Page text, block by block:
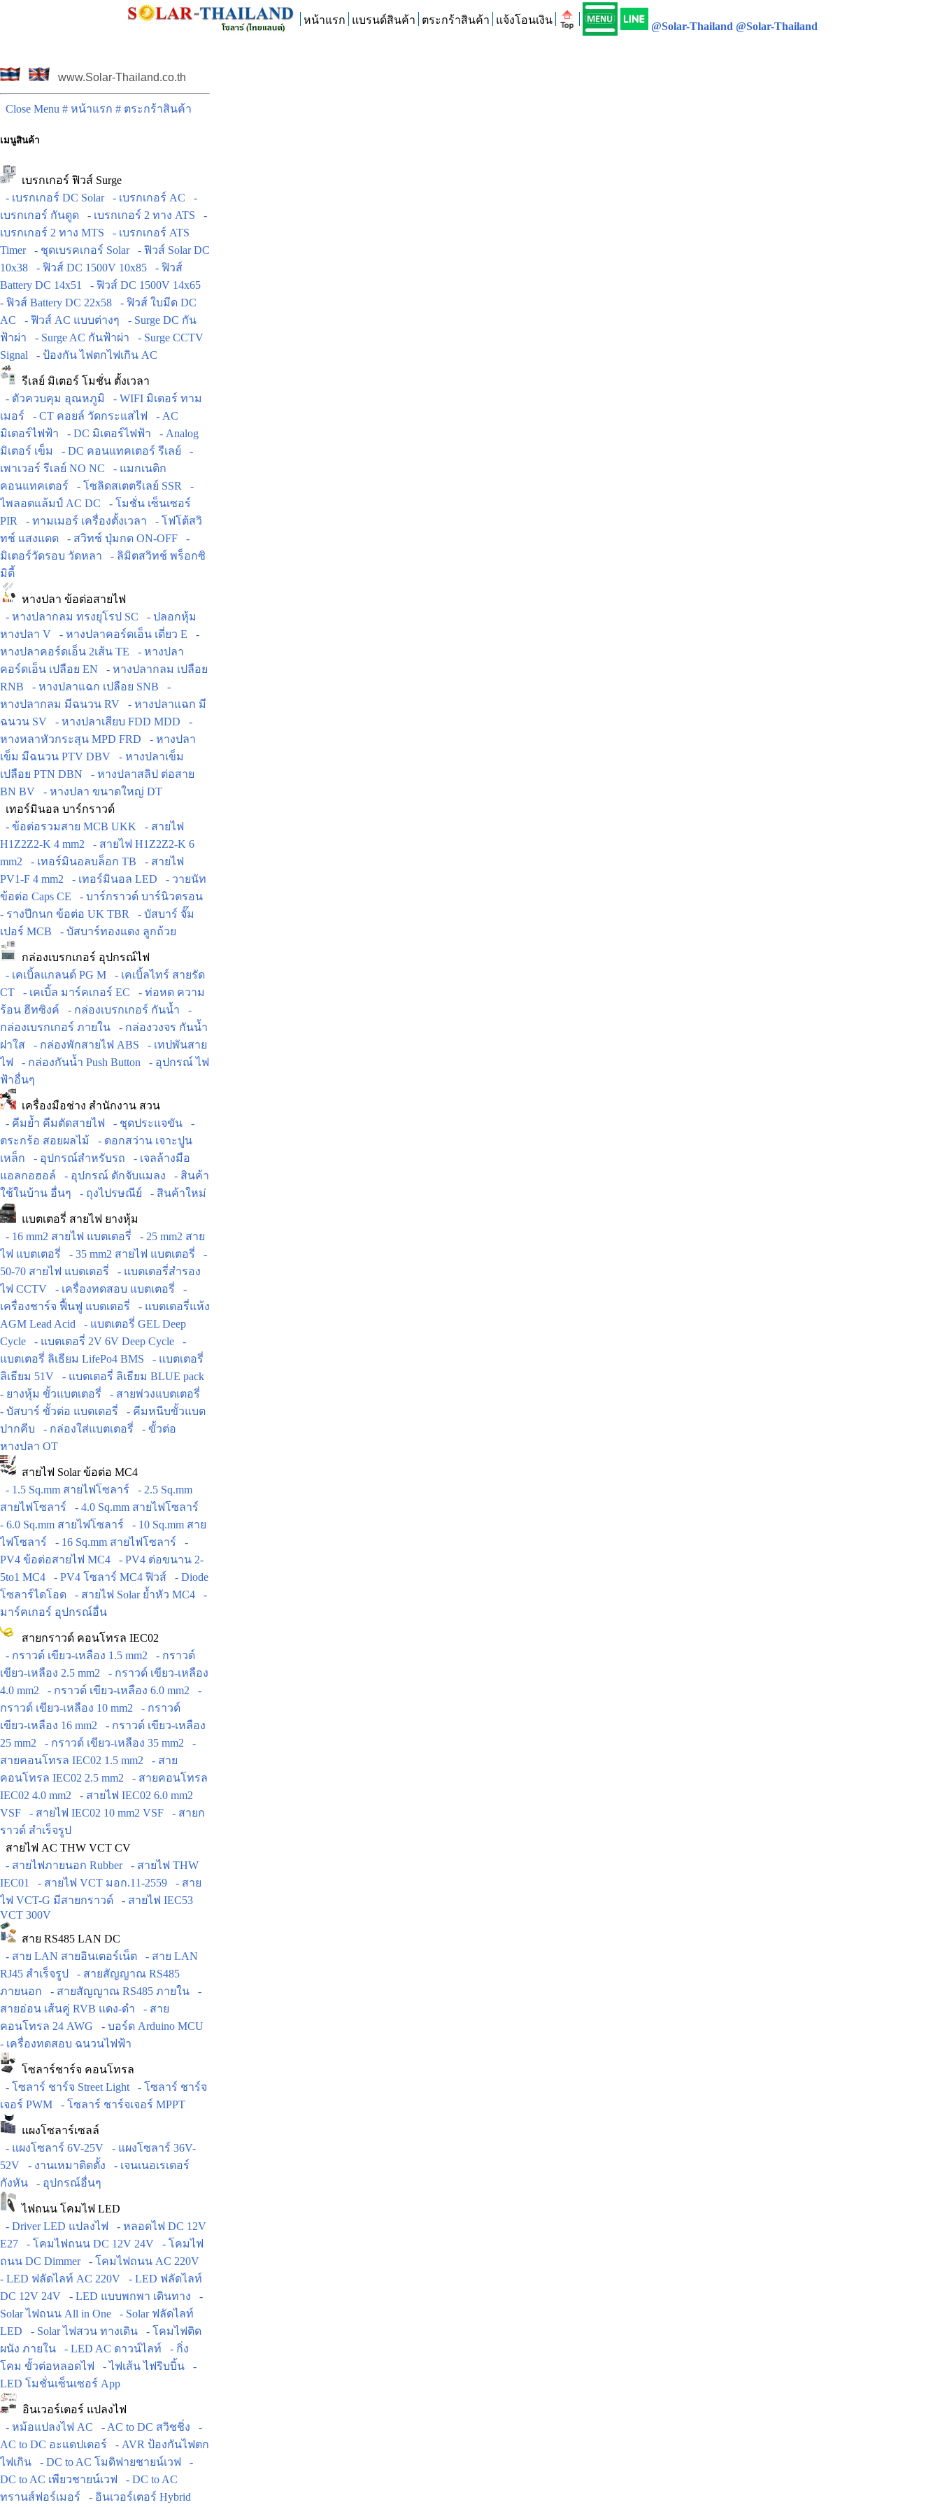
หน้าแรก แบรนด์สินค้า ตระกร้าสินค้า แจ้งโอนเงิน
@Solar-Thailand @Solar-Thailand
www.Solar-Thailand.co.th
Close Menu # หน้าแรก # ตระกร้าสินค้า
เมนูสินค้า
เบรกเกอร์ ฟิวส์ Surge
- เบรกเกอร์ DC Solar
- เบรกเกอร์ AC
-
เบรกเกอร์ กันดูด
- เบรกเกอร์ 2 ทาง ATS
-
เบรกเกอร์ 2 ทาง MTS
- เบรกเกอร์ ATS
Timer
- ชุดเบรคเกอร์ Solar
- ฟิวส์ Solar DC
10x38
- ฟิวส์ DC 1500V 10x85
- ฟิวส์
Battery DC 14x51
- ฟิวส์ DC 1500V 14x65
- ฟิวส์ Battery DC 22x58
- ฟิวส์ ใบมีด DC
AC
- ฟิวส์ AC แบบต่างๆ
- Surge DC กัน
ฟ้าผ่า
- Surge AC กันฟ้าผ่า
- Surge CCTV
Signal
- ป้องกัน ไฟตกไฟเกิน AC
รีเลย์ มิเตอร์ โมชั่น ตั้งเวลา
- ตัวควบคุม อุณหภูมิ
- WIFI มิเตอร์ ทาม
เมอร์
- CT คอยล์ วัดกระแสไฟ
- AC
มิเตอร์ไฟฟ้า
- DC มิเตอร์ไฟฟ้า
- Analog
มิเตอร์ เข็ม
- DC คอนแทคเตอร์ รีเลย์
-
เพาเวอร์ รีเลย์ NO NC
- แมกเนติก
คอนแทคเตอร์
- โซลิดสเตตรีเลย์ SSR
-
ไพลอตแล้มป์ AC DC
- โมชั่น เซ็นเซอร์
PIR
- ทามเมอร์ เครื่องตั้งเวลา
- โฟโต้สวิ
ทช์ แสงแดด
- สวิทช์ ปุ่มกด ON-OFF
-
มิเตอร์วัดรอบ วัดหลา
- ลิมิตสวิทช์ พร็อกซิ
มิตี้
หางปลา ข้อต่อสายไฟ
- หางปลากลม ทรงยุโรป SC
- ปลอกหุ้ม
หางปลา V
- หางปลาคอร์ดเอ็น เดี่ยว E
-
หางปลาคอร์ดเอ็น 2เส้น TE
- หางปลา
คอร์ดเอ็น เปลือย EN
- หางปลากลม เปลือย
RNB
- หางปลาแฉก เปลือย SNB
-
หางปลากลม มีฉนวน RV
- หางปลาแฉก มี
ฉนวน SV
- หางปลาเสียบ FDD MDD
-
หางหลาหัวกระสุน MPD FRD
- หางปลา
เข็ม มีฉนวน PTV DBV
- หางปลาเข็ม
เปลือย PTN DBN
- หางปลาสลิป ต่อสาย
BN BV
- หางปลา ขนาดใหญ่ DT
เทอร์มินอล บาร์กราวด์
- ข้อต่อรวมสาย MCB UKK
- สายไฟ
H1Z2Z2-K 4 mm2
- สายไฟ H1Z2Z2-K 6
mm2
- เทอร์มินอลบล็อก TB
- สายไฟ
PV1-F 4 mm2
- เทอร์มินอล LED
- วายนัท
ข้อต่อ Caps CE
- บาร์กราวด์ บาร์นิวตรอน
- รางปีกนก ข้อต่อ UK TBR
- บัสบาร์ จั๊ม
เปอร์ MCB
- บัสบาร์ทองแดง ลูกถ้วย
กล่องเบรกเกอร์ อุปกรณ์ไฟ
- เคเบิ้ลแกลนด์ PG M
- เคเบิ้ลไทร์ สายรัด
CT
- เคเบิ้ล มาร์คเกอร์ EC
- ท่อหด ความ
ร้อน ฮีทซิงค์
- กล่องเบรกเกอร์ กันน้ำ
-
กล่องเบรกเกอร์ ภายใน
- กล่องวงจร กันน้ำ
ฝาใส
- กล่องพักสายไฟ ABS
- เทปพันสาย
ไฟ
- กล่องกันน้ำ Push Button
- อุปกรณ์ ไฟ
ฟ้าอื่นๆ
เครื่องมือช่าง สำนักงาน สวน
- คีมย้ำ คีมตัดสายไฟ
- ชุดประแจขัน
-
ตระกร้อ สอยผลไม้
- ดอกสว่าน เจาะปูน
เหล็ก
- อุปกรณ์สำหรับรถ
- เจลล้างมือ
แอลกอฮอล์
- อุปกรณ์ ดักจับแมลง
- สินค้า
ใช้ในบ้าน อื่นๆ
- ถุงไปรษณีย์ - สินค้าใหม่
แบตเตอรี่ สายไฟ ยางหุ้ม
- 16 mm2 สายไฟ แบตเตอรี่
- 25 mm2 สาย
ไฟ แบตเตอรี่
- 35 mm2 สายไฟ แบตเตอรี่
-
50-70 สายไฟ แบตเตอรี่
- แบตเตอรี่สำรอง
ไฟ CCTV
- เครื่องทดสอบ แบตเตอรี่
-
เครื่องชาร์จ ฟื้นฟู แบตเตอรี่
- แบตเตอรี่แห้ง
AGM Lead Acid
- แบตเตอรี่ GEL Deep
Cycle
- แบตเตอรี่ 2V 6V Deep Cycle
-
แบตเตอรี่ ลิเธียม LifePo4 BMS
- แบตเตอรี่
ลิเธียม 51V
- แบตเตอรี่ ลิเธียม BLUE pack
- ยางหุ้ม ขั้วแบตเตอรี่
- สายพ่วงแบตเตอรี่
- บัสบาร์ ขั้วต่อ แบตเตอรี่
- คีมหนีบขั้วแบต
ปากคีบ
- กล่องใส่แบตเตอรี่
- ขั้วต่อ
หางปลา OT
สายไฟ Solar ข้อต่อ MC4
- 1.5 Sq.mm สายไฟโซลาร์
- 2.5 Sq.mm
สายไฟโซลาร์
- 4.0 Sq.mm สายไฟโซลาร์
- 6.0 Sq.mm สายไฟโซลาร์
- 10 Sq.mm สาย
ไฟโซลาร์
- 16 Sq.mm สายไฟโซลาร์
-
PV4 ข้อต่อสายไฟ MC4
- PV4 ต่อขนาน 2-
5to1 MC4
- PV4 โซลาร์ MC4 ฟิวส์
- Diode
โซลาร์ไดโอด
- สายไฟ Solar ย้ำหัว MC4
-
มาร์คเกอร์ อุปกรณ์อื่น
สายกราวด์ คอนโทรล IEC02
- กราวด์ เขียว-เหลือง 1.5 mm2
- กราวด์
เขียว-เหลือง 2.5 mm2
- กราวด์ เขียว-เหลือง
4.0 mm2
- กราวด์ เขียว-เหลือง 6.0 mm2
-
กราวด์ เขียว-เหลือง 10 mm2
- กราวด์
เขียว-เหลือง 16 mm2
- กราวด์ เขียว-เหลือง
25 mm2
- กราวด์ เขียว-เหลือง 35 mm2
-
สายคอนโทรล IEC02 1.5 mm2
- สาย
คอนโทรล IEC02 2.5 mm2
- สายคอนโทรล
IEC02 4.0 mm2
- สายไฟ IEC02 6.0 mm2
VSF
- สายไฟ IEC02 10 mm2 VSF
- สายก
ราวด์ สำเร็จรูป
สายไฟ AC THW VCT CV
- สายไฟภายนอก Rubber
- สายไฟ THW
IEC01
- สายไฟ VCT มอก.11-2559
- สาย
ไฟ VCT-G มีสายกราวด์
- สายไฟ IEC53
VCT 300V
สาย RS485 LAN DC
- สาย LAN สายอินเตอร์เน็ต
- สาย LAN
RJ45 สำเร็จรูป
- สายสัญญาณ RS485
ภายนอก
- สายสัญญาณ RS485 ภายใน
-
สายอ่อน เส้นคู่ RVB แดง-ดำ
- สาย
คอนโทรล 24 AWG
- บอร์ด Arduino MCU
- เครื่องทดสอบ ฉนวนไฟฟ้า
โซลาร์ชาร์จ คอนโทรล
- โซลาร์ ชาร์จ Street Light
- โซลาร์ ชาร์จ
เจอร์ PWM
- โซลาร์ ชาร์จเจอร์ MPPT
แผงโซลาร์เซลล์
- แผงโซลาร์ 6V-25V
- แผงโซลาร์ 36V-
52V
- งานเหมาติดตั้ง
- เจนเนอเรเตอร์
กังหัน
- อุปกรณ์อื่นๆ
ไฟถนน โคมไฟ LED
- Driver LED แปลงไฟ
- หลอดไฟ DC 12V
E27
- โคมไฟถนน DC 12V 24V
- โคมไฟ
ถนน DC Dimmer
- โคมไฟถนน AC 220V
- LED ฟลัดไลท์ AC 220V
- LED ฟลัดไลท์
DC 12V 24V
- LED แบบพกพา เดินทาง
-
Solar ไฟถนน All in One
- Solar ฟลัดไลท์
LED
- Solar ไฟสวน ทางเดิน
- โคมไฟติด
ผนัง ภายใน
- LED AC ดาวน์ไลท์
- กิ่ง
โคม ขั้วต่อหลอดไฟ
- ไฟเส้น ไฟริบบิ้น
-
LED โมชั่นเซ็นเซอร์ App
อินเวอร์เตอร์ แปลงไฟ
- หม้อแปลงไฟ AC
- AC to DC สวิชชิ่ง
-
AC to DC อะแดปเตอร์
- AVR ป้องกันไฟตก
ไฟเกิน
- DC to AC โมดิฟายชายน์เวฟ
-
DC to AC เพียวชายน์เวฟ
- DC to AC
ทรานส์ฟอร์เมอร์
- อินเวอร์เตอร์ Hybrid